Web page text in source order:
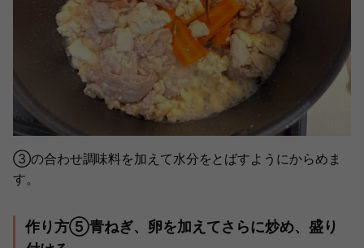
③の合わせ調味料を加えて水分をとばすようにからめま
す。
作り方⑤青ねぎ、卵を加えてさらに炒め、盛り